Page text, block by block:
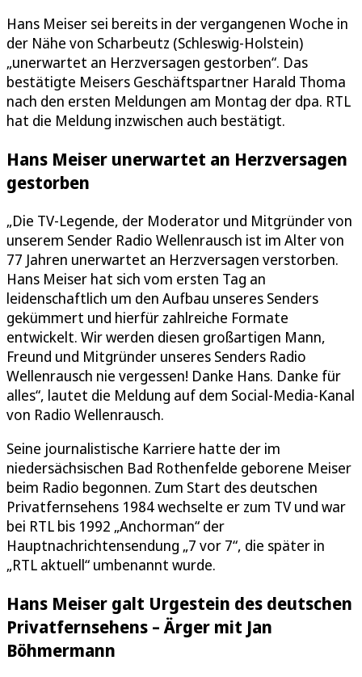
Hans Meiser sei bereits in der vergangenen Woche in
der Nähe von Scharbeutz (Schleswig-Holstein)
„unerwartet an Herzversagen gestorben“. Das
bestätigte Meisers Geschäftspartner Harald Thoma
nach den ersten Meldungen am Montag der dpa. RTL
hat die Meldung inzwischen auch bestätigt.
Hans Meiser unerwartet an Herzversagen
gestorben
„Die TV-Legende, der Moderator und Mitgründer von
unserem Sender Radio Wellenrausch ist im Alter von
77 Jahren unerwartet an Herzversagen verstorben.
Hans Meiser hat sich vom ersten Tag an
leidenschaftlich um den Aufbau unseres Senders
gekümmert und hierfür zahlreiche Formate
entwickelt. Wir werden diesen großartigen Mann,
Freund und Mitgründer unseres Senders Radio
Wellenrausch nie vergessen! Danke Hans. Danke für
alles“, lautet die Meldung auf dem Social-Media-Kanal
von Radio Wellenrausch.
Seine journalistische Karriere hatte der im
niedersächsischen Bad Rothenfelde geborene Meiser
beim Radio begonnen. Zum Start des deutschen
Privatfernsehens 1984 wechselte er zum TV und war
bei RTL bis 1992 „Anchorman“ der
Hauptnachrichtensendung „7 vor 7“, die später in
„RTL aktuell“ umbenannt wurde.
Hans Meiser galt Urgestein des deutschen
Privatfernsehens – Ärger mit Jan
Böhmermann